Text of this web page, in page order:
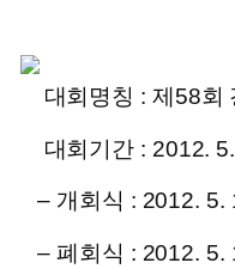
대회명칭 : 제58회
대회기간 : 2012.
– 개회식 : 2012. 5.
– 폐회식 : 2012. 5.